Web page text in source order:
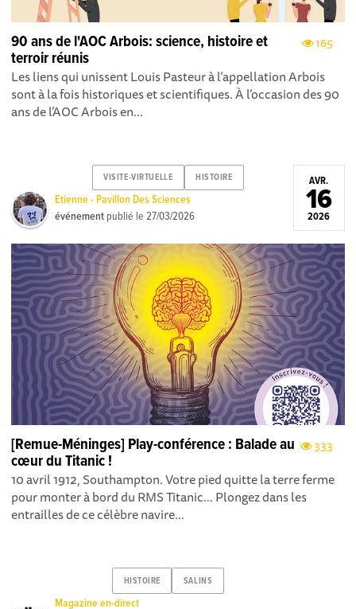
165
90 ans de l'AOC Arbois: science, histoire et
terroir réunis
Les liens qui unissent Louis Pasteur à l’appellation Arbois
sont à la fois historiques et scientifiques. À l’occasion des 90
ans de l’AOC Arbois en...
VISITE-VIRTUELLE HISTOIRE
Etienne - Pavillon Des Sciences
événement publié le27/03/2026
AVR.
16
2026
333
[Remue-Méninges] Play-conférence : Balade au
cœur du Titanic !
10 avril 1912, Southampton. Votre pied quitte la terre ferme
pour monter à bord du RMS Titanic… Plongez dans les
entrailles de ce célèbre navire...
HISTOIRE SALINS
Magazine en-direct